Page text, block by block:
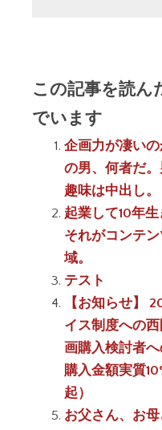
この記事を読ん
でいます
企画力が凄い
の男、何者だ。
趣味は中出し。
起業して10年
それがコンテ
域。
テスト
【お知らせ】
イス制度への
画購入検討者へ
購入金額実質
起）
お父さん、お